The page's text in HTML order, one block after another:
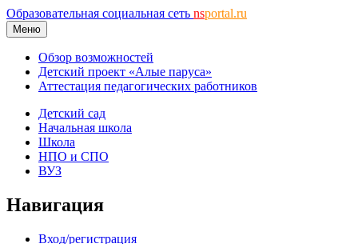
Образовательная социальная сеть nsportal.ru
Меню
Обзор возможностей
Детский проект «Алые паруса»
Аттестация педагогических работников
Детский сад
Начальная школа
Школа
НПО и СПО
ВУЗ
Навигация
Вход/регистрация